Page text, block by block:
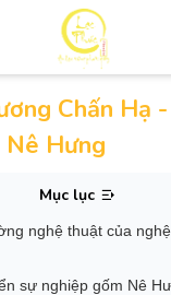
Chấn Hạ
Nê Hưng
Mục lục
nghệ thuật của
sự nghiệp gốm Nê